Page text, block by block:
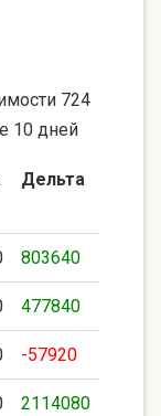
724
10 дней
Дельта
803640
477840
-57920
2114080